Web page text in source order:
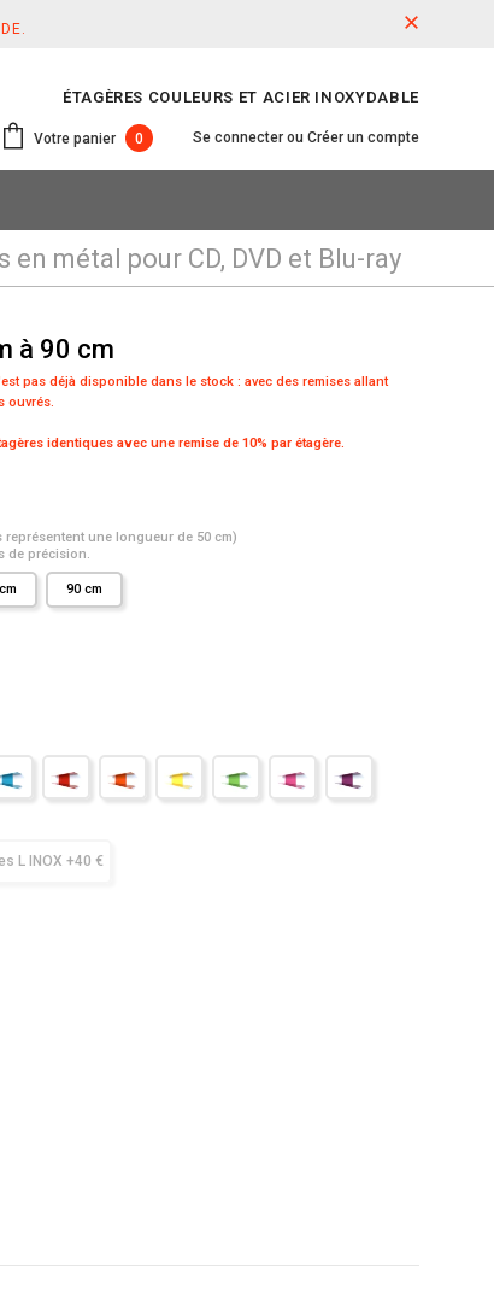
ÉTAGÈRES COULEURS ET ACIER INOXYDABLE
Votre panier 0 Se connecter ou Créer un compte
métal pour CD, DVD et Blu-ray
à 90 cm
pas déjà disponible dans le stock : avec des remises allant
ouvrés.
identiques avec une remise de 10% par étagère.
une longueur de 50 cm)
de précision.
90 cm
L INOX +40 €